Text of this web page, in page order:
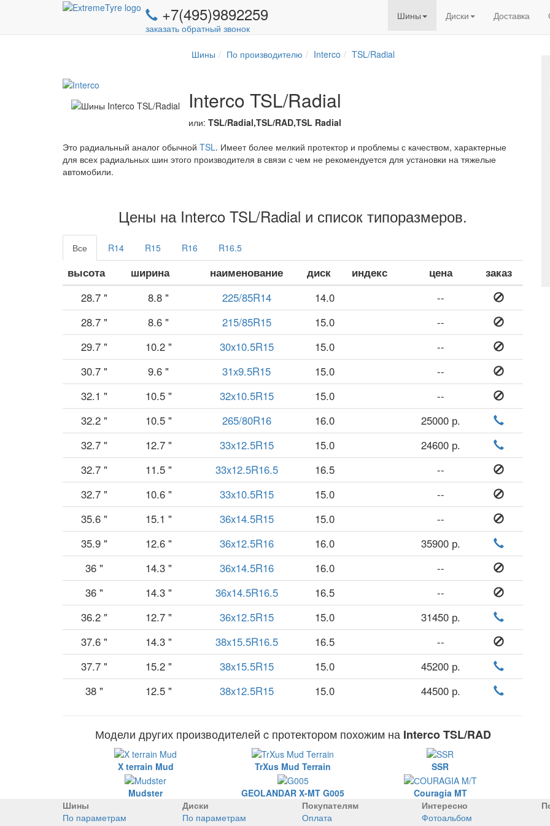
+7(495)9892259
заказать обратный звонок
Шины Диски Доставка
Шины По производителю Interco TSL/Radial
Interco TSL/Radial
или: TSL/Radial,TSL/RAD,TSL Radial
Это радиальный аналог обычной TSL. Имеет более мелкий протектор и проблемы с качеством, характерные
для всех радиальных шин этого производителя в связи с чем не рекомендуется для установки на тяжелые
автомобили.
Цены на Interco TSL/Radial и список типоразмеров.
Все R14 R15 R16 R16.5
высота ширина наименование диск индекс цена
заказ
28.7 "
8.8 " 225/85R14 14.0
--
28.7 "
8.6 " 215/85R15 15.0
--
29.7 "
10.2 " 30x10.5R15 15.0
--
30.7 "
9.6 " 31x9.5R15 15.0
--
32.1 "
10.5 " 32x10.5R15 15.0
--
32.2 "
10.5 " 265/80R16 16.0
25000 р.
32.7 "
12.7 " 33x12.5R15 15.0
24600 р.
32.7 "
11.5 " 33x12.5R16.5 16.5
--
32.7 "
10.6 " 33x10.5R15 15.0
--
35.6 "
15.1 " 36x14.5R15 15.0
--
35.9 "
12.6 " 36x12.5R16 16.0
35900 р.
36 "
14.3 " 36x14.5R16 16.0
--
36 "
14.3 " 36x14.5R16.5 16.5
--
36.2 "
12.7 " 36x12.5R15 15.0
31450 р.
37.6 "
14.3 " 38x15.5R16.5 16.5
--
37.7 "
15.2 " 38x15.5R15 15.0
45200 р.
38 "
12.5 " 38x12.5R15 15.0 44500 р.
Модели других производителей c протектором похожим на Interco TSL/RAD
X terrain Mud TrXus Mud Terrain SSR
Mudster GEOLANDAR X-MT G005 Couragia MT
Шины
По параметрам
Диски
По параметрам
Покупателям
Оплата
Интересно
Фотоальбом